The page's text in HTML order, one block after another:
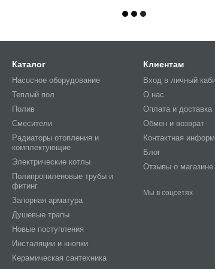
Каталог
Насосное оборудование
Теплый пол
Полив
Смесители
Радиаторы отопления и
комплектующие
Электрические котлы
Полипропиленовые трубы и
фитинг
Запорная арматура
Душевые трапы
Новые поступления
Инсталяции и кнопки
Керамическая сантехника
Клиентам
Вход в личный
О нас
Оплата и доставка
Обмен и возврат
Контактная
Блог
Отзывы о магазине
Мы в соцсетях